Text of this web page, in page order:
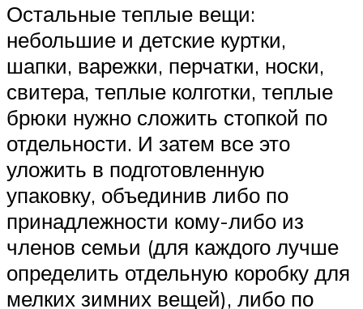
Остальные теплые вещи:
небольшие и детские куртки,
шапки, варежки, перчатки, носки,
свитера, теплые колготки, теплые
брюки нужно сложить стопкой по
отдельности. И затем все это
уложить в подготовленную
упаковку, объединив либо по
принадлежности кому-либо из
членов семьи (для каждого лучше
определить отдельную коробку для
мелких зимних вещей), либо по